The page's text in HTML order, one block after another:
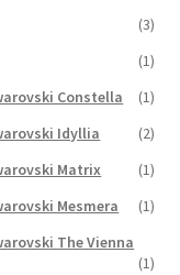
(3)
(1)
Constella
(1)
Idyllia
(2)
Matrix
(1)
Mesmera
(1)
The Vienna
(1)